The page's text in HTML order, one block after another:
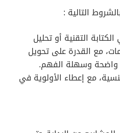
التالية :
سنوات في الكتابة التقنية أو تحليل
مع القدرة على تحويل
واضحة وسهلة الفهم.
مع إعطاء الأولوية في